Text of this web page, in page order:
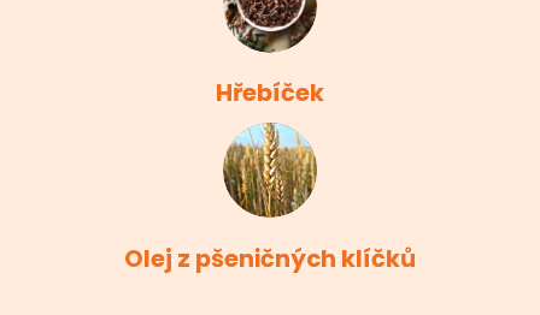
Hřebíček
Olej z pšeničných klíčků